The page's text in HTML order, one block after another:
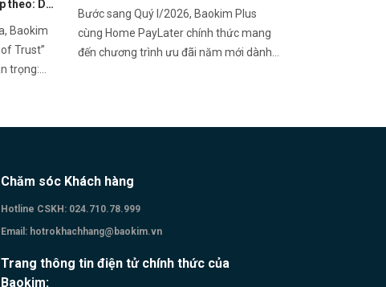
theo: Dấu
Baokim
Trust”
trọng:
toán,
dự
đại diện
Đây
trình phát
tảng tuân
trách
Bước sang Quý I/2026, Baokim Plus
cùng Home PayLater chính thức mang
đến chương trình ưu đãi năm mới dành
dàng hơn. HOME PAYLATER – Ưu đãi
tối đa 500.000đ khi chọn kỳ hạn 6 & 12
tháng • Giảm 3% – tối đa 100.000đ với
kỳ hạn 3 tháng 🎁 Khách hàng thân thiết
– tối đa 100.000đ với kỳ hạn 3 tháng •
Chăm sóc Khách hàng
Hotline CSKH:024.710.78.999
Email:hotrokhachhang@baokim.vn
Trang thông tin điện tử chính thức của
Baokim: